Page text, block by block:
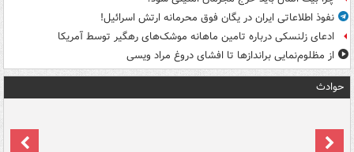
نفوذ اطلاعاتی ایران در یگان فوق محرمانه ارتش اسرائیل!
ادعای زلنسکی درباره تامین ماهانه موشک‌های رهگیر توسط آمریکا
از مظلوم‌نمایی براندازها تا افشای دروغ مراد ویسی
حوادث